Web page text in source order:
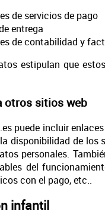
de servicios de pago
entrega
de contabilidad y
estipulan que
otros sitios web
puede incluir
disponibilidad de los
personales.
del
con el pago, etc..
infantil